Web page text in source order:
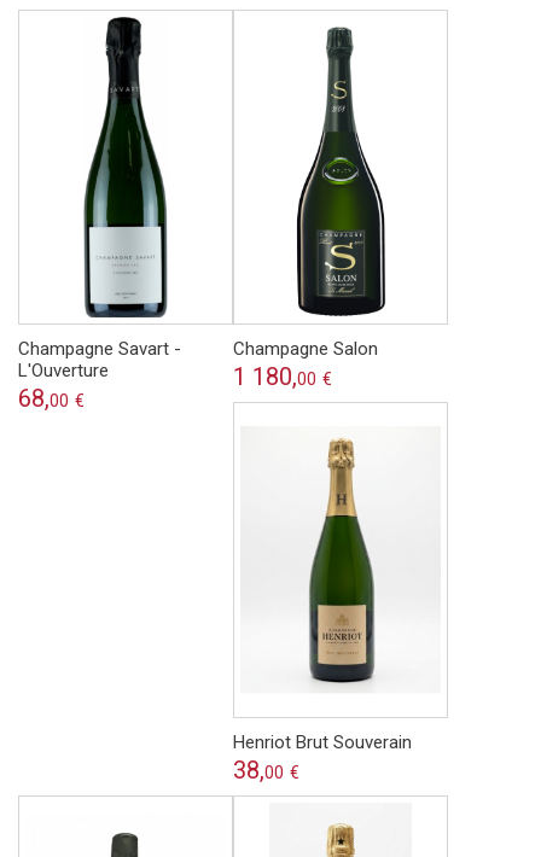
Champagne Savart -
L'Ouverture
68,00 €
Champagne Salon
1 180,00 €
Henriot Brut Souverain
38,00 €